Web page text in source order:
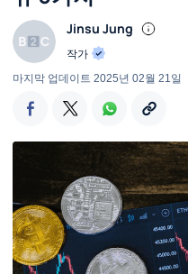
Jinsu Jung
작가
마지막 업데이트 2025년 02월 21일